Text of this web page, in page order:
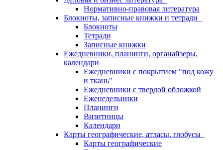
Нормативно-правовая литература
Блокноты, записные книжки и тетради
Блокноты
Тетради
Записные книжки
Ежедневники, планинги, органайзеры,
календари
Ежедневники с покрытием "под кожу
и ткань"
Ежедневники с твердой обложкой
Еженедельники
Планинги
Визитницы
Календари
Карты географические, атласы, глобусы
Карты географические